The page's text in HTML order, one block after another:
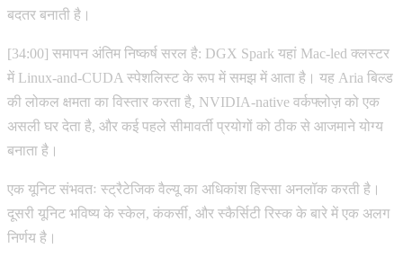
बदतर बनाती है।
[34:00] समापन अंतिम निष्कर्ष सरल है: DGX Spark यहां Mac-led क्लस्टर
में Linux-and-CUDA स्पेशलिस्ट के रूप में समझ में आता है। यह Aria बिल्ड
की लोकल क्षमता का विस्तार करता है, NVIDIA-native वर्कफ्लोज़ को एक
असली घर देता है, और कई पहले सीमावर्ती प्रयोगों को ठीक से आजमाने योग्य
बनाता है।
एक यूनिट संभवतः स्ट्रैटेजिक वैल्यू का अधिकांश हिस्सा अनलॉक करती है।
दूसरी यूनिट भविष्य के स्केल, कंकर्सी, और स्कैर्सिटी रिस्क के बारे में एक अलग
निर्णय है।